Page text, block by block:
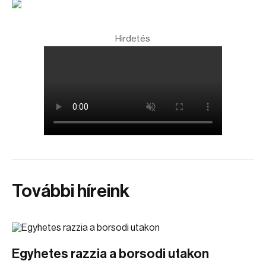
Hirdetés
További híreink
Egyhetes razzia a borsodi utakon